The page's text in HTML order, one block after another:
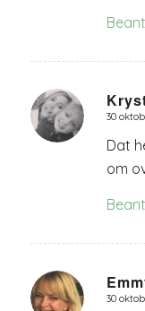
zegt:
30
Dat
om
zegt:
30